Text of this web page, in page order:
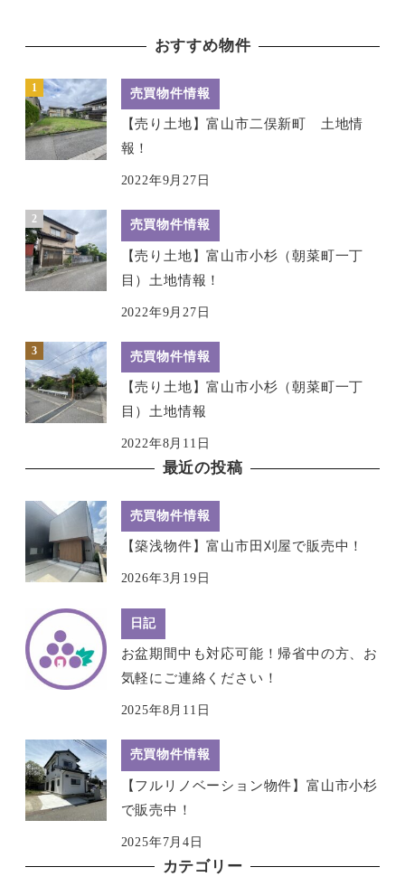
おすすめ物件
売買物件情報
【売り土地】富山市二俣新町 土地情
報！
2022年9月27日
売買物件情報
【売り土地】富山市小杉（朝菜町一丁
目）土地情報！
2022年9月27日
売買物件情報
【売り土地】富山市小杉（朝菜町一丁
目）土地情報
2022年8月11日
最近の投稿
売買物件情報
【築浅物件】富山市田刈屋で販売中！
2026年3月19日
日記
お盆期間中も対応可能！帰省中の方、お
気軽にご連絡ください！
2025年8月11日
売買物件情報
【フルリノベーション物件】富山市小杉
で販売中！
2025年7月4日
カテゴリー